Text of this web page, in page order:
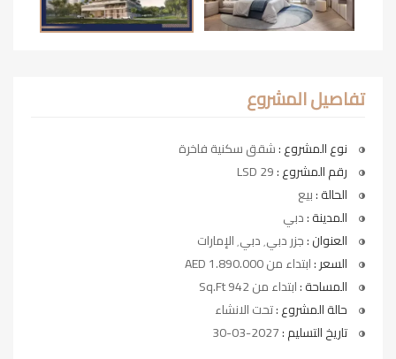
تفاصيل المشروع
نوع المشروع :شقق سكنية فاخرة
رقم المشروع :
الحالة :بيع
المدينة :دبي
العنوان :جزر دبي٬ دبي٬ الإمارات
السعر :ابتداء من AED 1.890.000
المساحة :ابتداء من 942 Sq.Ft
حالة المشروع :تحت الانشاء
تاريخ التسليم :2027-03-30